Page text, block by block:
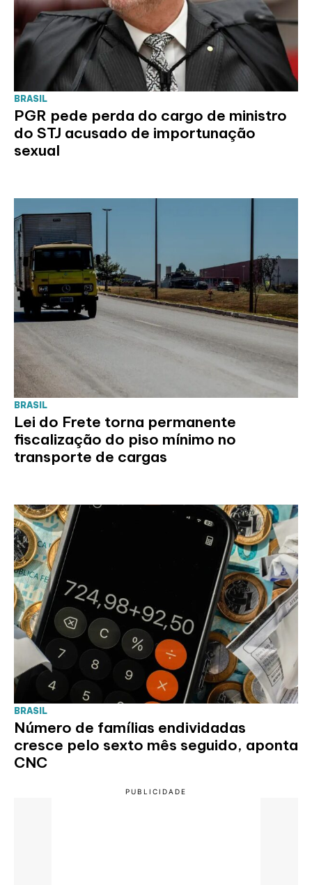
BRASIL
PGR pede perda do cargo de ministro
do STJ acusado de importunação
sexual
BRASIL
Lei do Frete torna permanente
fiscalização do piso mínimo no
transporte de cargas
BRASIL
Número de famílias endividadas
cresce pelo sexto mês seguido, aponta
CNC